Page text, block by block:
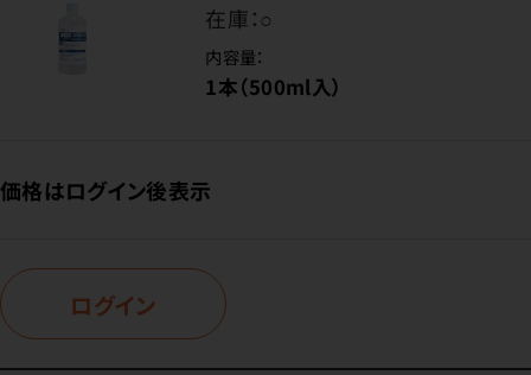
在庫：○
内容量：
1本（500ml入）
価格はログイン後表示
ログイン